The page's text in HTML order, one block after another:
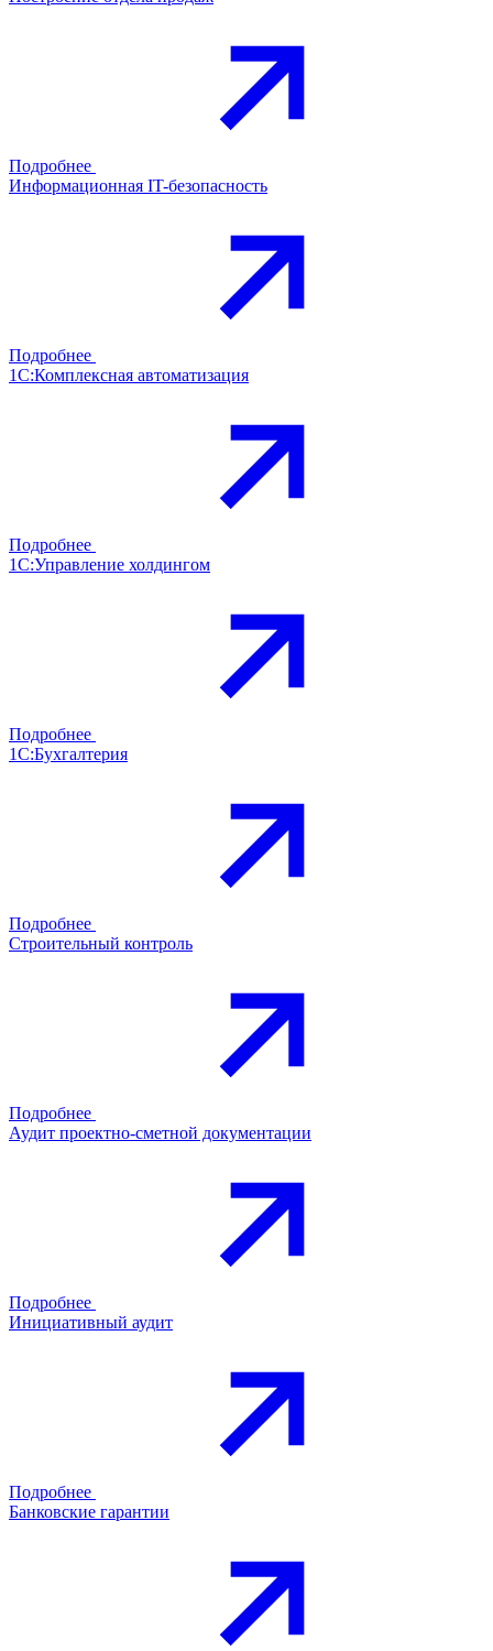
Подробнее
Информационная IT-безопасность
Подробнее
1С:Комплексная автоматизация
Подробнее
1С:Управление холдингом
Подробнее
1С:Бухгалтерия
Подробнее
Строительный контроль
Подробнее
Аудит проектно-сметной документации
Подробнее
Инициативный аудит
Подробнее
Банковские гарантии